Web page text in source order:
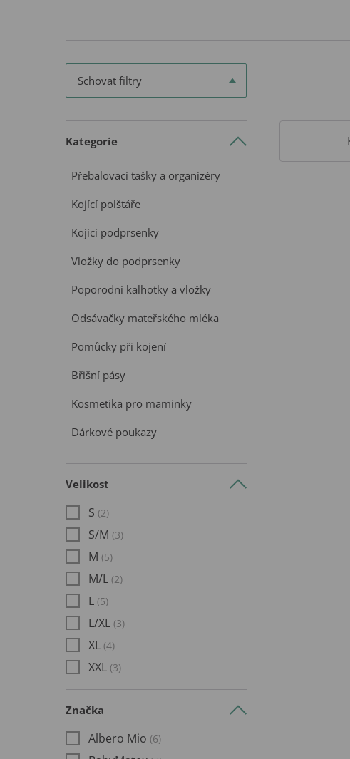
Schovat filtry
Kategorie
Přebalovací tašky a organizéry
Kojící polštáře
Kojící podprsenky
Vložky do podprsenky
Poporodní kalhotky a vložky
Odsávačky mateřského mléka
Pomůcky při kojení
Břišní pásy
Kosmetika pro maminky
Dárkové poukazy
Velikost
S (2)
S/M (3)
M (5)
M/L (2)
L (5)
L/XL (3)
XL (4)
XXL (3)
Značka
Albero Mio (6)